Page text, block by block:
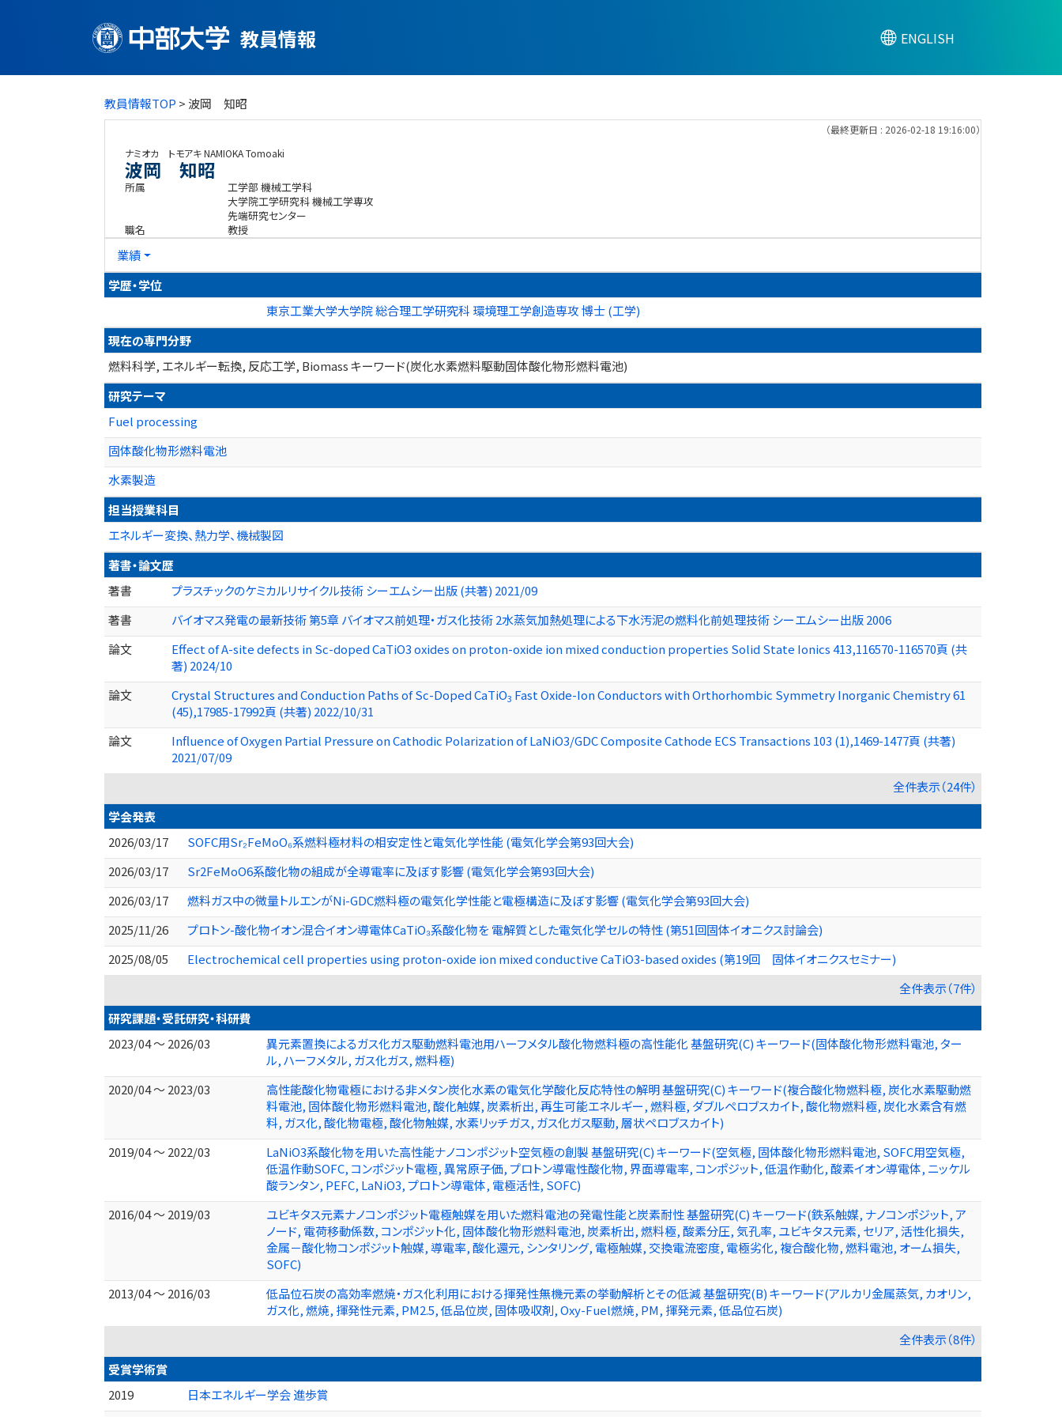
教員情報 ENGLISH
教員情報TOP > 波岡 知昭
（最終更新日 : 2026-02-18 19:16:00）
ナミオカ トモアキNAMIOKA Tomoaki
波岡 知昭
所属
工学部 機械工学科
大学院工学研究科 機械工学専攻
先端研究センター
職名
教授
業績
学歴・学位
東京工業大学大学院 総合理工学研究科 環境理工学創造専攻 博士 (工学)
現在の専門分野
燃料科学, エネルギー転換, 反応工学, Biomass キーワード(炭化水素燃料駆動固体酸化物形燃料電池)
研究テーマ
Fuel processing
固体酸化物形燃料電池
水素製造
担当授業科目
エネルギー変換、熱力学、機械製図
著書・論文歴
著書
プラスチックのケミカルリサイクル技術 シーエムシー出版 (共著) 2021/09
著書
バイオマス発電の最新技術 第5章 バイオマス前処理・ガス化技術 2水蒸気加熱処理による下水汚泥の燃料化前処理技術 シーエムシー出版 2006
論文
Effect of A-site defects in Sc-doped CaTiO3 oxides on proton-oxide ion mixed conduction properties Solid State Ionics 413,116570-116570頁 (共
著) 2024/10
論文
Crystal Structures and Conduction Paths of Sc-Doped CaTiO3 Fast Oxide-Ion Conductors with Orthorhombic Symmetry Inorganic Chemistry 61
(45),17985-17992頁 (共著) 2022/10/31
論文
Influence of Oxygen Partial Pressure on Cathodic Polarization of LaNiO3/GDC Composite Cathode ECS Transactions 103 (1),1469-1477頁 (共著)
2021/07/09
全件表示（24件）
学会発表
2026/03/17
SOFC用Sr₂FeMoO₆系燃料極材料の相安定性と電気化学性能 (電気化学会第93回大会)
2026/03/17
Sr2FeMoO6系酸化物の組成が全導電率に及ぼす影響 (電気化学会第93回大会)
2026/03/17
燃料ガス中の微量トルエンがNi-GDC燃料極の電気化学性能と電極構造に及ぼす影響 (電気化学会第93回大会)
2025/11/26
プロトン-酸化物イオン混合イオン導電体CaTiO₃系酸化物を 電解質とした電気化学セルの特性 (第51回固体イオニクス討論会)
2025/08/05
Electrochemical cell properties using proton-oxide ion mixed conductive CaTiO3-based oxides (第19回 固体イオニクスセミナー)
全件表示（7件）
研究課題・受託研究・科研費
2023/04 ～ 2026/03
異元素置換によるガス化ガス駆動燃料電池用ハーフメタル酸化物燃料極の高性能化 基盤研究(C) キーワード(固体酸化物形燃料電池, ター
ル, ハーフメタル, ガス化ガス, 燃料極)
2020/04 ～ 2023/03
高性能酸化物電極における非メタン炭化水素の電気化学酸化反応特性の解明 基盤研究(C) キーワード(複合酸化物燃料極, 炭化水素駆動燃
料電池, 固体酸化物形燃料電池, 酸化触媒, 炭素析出, 再生可能エネルギー, 燃料極, ダブルペロブスカイト, 酸化物燃料極, 炭化水素含有燃
料, ガス化, 酸化物電極, 酸化物触媒, 水素リッチガス, ガス化ガス駆動, 層状ペロブスカイト)
2019/04 ～ 2022/03
LaNiO3系酸化物を用いた高性能ナノコンポジット空気極の創製 基盤研究(C) キーワード(空気極, 固体酸化物形燃料電池, SOFC用空気極,
低温作動SOFC, コンポジット電極, 異常原子価, プロトン導電性酸化物, 界面導電率, コンポジット, 低温作動化, 酸素イオン導電体, ニッケル
酸ランタン, PEFC, LaNiO3, プロトン導電体, 電極活性, SOFC)
2016/04 ～ 2019/03
ユビキタス元素ナノコンポジット電極触媒を用いた燃料電池の発電性能と炭素耐性 基盤研究(C) キーワード(鉄系触媒, ナノコンポジット, ア
ノード, 電荷移動係数, コンポジット化, 固体酸化物形燃料電池, 炭素析出, 燃料極, 酸素分圧, 気孔率, ユビキタス元素, セリア, 活性化損失,
金属－酸化物コンポジット触媒, 導電率, 酸化還元, シンタリング, 電極触媒, 交換電流密度, 電極劣化, 複合酸化物, 燃料電池, オーム損失,
SOFC)
2013/04 ～ 2016/03
低品位石炭の高効率燃焼・ガス化利用における揮発性無機元素の挙動解析とその低減 基盤研究(B) キーワード(アルカリ金属蒸気, カオリン,
ガス化, 燃焼, 揮発性元素, PM2.5, 低品位炭, 固体吸収剤, Oxy-Fuel燃焼, PM, 揮発元素, 低品位石炭)
全件表示（8件）
受賞学術賞
2019
日本エネルギー学会 進歩賞